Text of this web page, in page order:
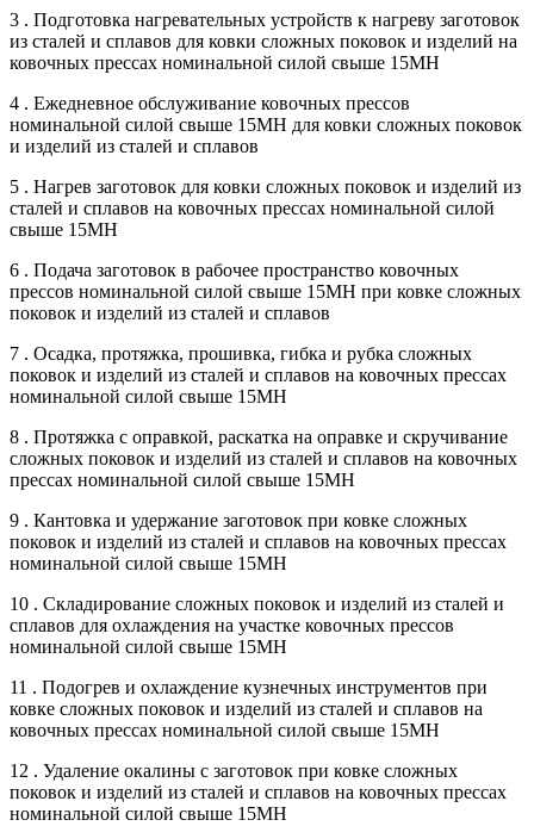
3 . Подготовка нагревательных устройств к нагреву заготовок
из сталей и сплавов для ковки сложных поковок и изделий на
ковочных прессах номинальной силой свыше 15МН
4 . Ежедневное обслуживание ковочных прессов
номинальной силой свыше 15МН для ковки сложных поковок
и изделий из сталей и сплавов
5 . Нагрев заготовок для ковки сложных поковок и изделий из
сталей и сплавов на ковочных прессах номинальной силой
свыше 15МН
6 . Подача заготовок в рабочее пространство ковочных
прессов номинальной силой свыше 15МН при ковке сложных
поковок и изделий из сталей и сплавов
7 . Осадка, протяжка, прошивка, гибка и рубка сложных
поковок и изделий из сталей и сплавов на ковочных прессах
номинальной силой свыше 15МН
8 . Протяжка с оправкой, раскатка на оправке и скручивание
сложных поковок и изделий из сталей и сплавов на ковочных
прессах номинальной силой свыше 15МН
9 . Кантовка и удержание заготовок при ковке сложных
поковок и изделий из сталей и сплавов на ковочных прессах
номинальной силой свыше 15МН
10 . Складирование сложных поковок и изделий из сталей и
сплавов для охлаждения на участке ковочных прессов
номинальной силой свыше 15МН
11 . Подогрев и охлаждение кузнечных инструментов при
ковке сложных поковок и изделий из сталей и сплавов на
ковочных прессах номинальной силой свыше 15МН
12 . Удаление окалины с заготовок при ковке сложных
поковок и изделий из сталей и сплавов на ковочных прессах
номинальной силой свыше 15МН